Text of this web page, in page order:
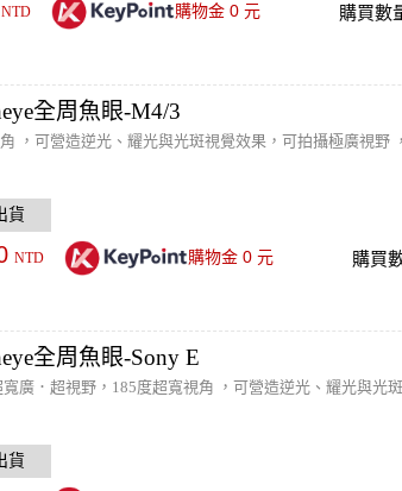
NTD 購物金 0元 購買數
全周魚眼-M4/3
，可營造逆光、耀光與光斑視覺效果，可拍攝極廣視野
NTD 購物金 0元 購買
全周魚眼-Sony E
廣．超視野，185度超寬視角 ，可營造逆光、耀光與光